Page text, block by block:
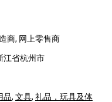
商, 网上零售商
江省杭州市
品, 文具, 礼品，玩具及体